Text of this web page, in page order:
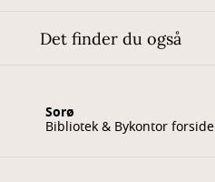
Det finder du også
Sorø
Bibliotek & Bykontor forside